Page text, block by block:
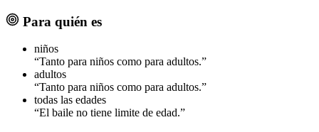
Para quién es
niños
“Tanto para niños como para adultos.”
adultos
“Tanto para niños como para adultos.”
todas las edades
“El baile no tiene limite de edad.”